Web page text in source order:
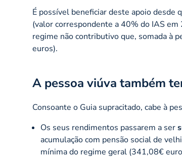
É possível beneficiar deste apoio desde
(valor correspondente a 40% do IAS
regime não contributivo que, somada à
euros).
A pessoa viúva também
Consoante o Guia supracitado, cabe à
Os seus rendimentos passarem a ser
acumulação com pensão social de
mínima do regime geral (341,08€